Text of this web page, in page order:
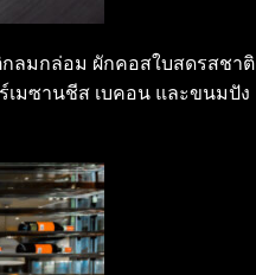
กลมกล่อม ผักคอสใบสดรสชาติ
มซานชีส เบคอน และขนมปัง